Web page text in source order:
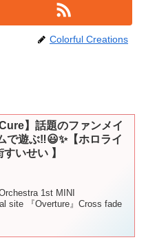
Colorful Creations
】話題のファンメイ
で遊ぶ‼😃✨【ホロライ
いせい 】
1st MINI
site 『Overture』Cross fade